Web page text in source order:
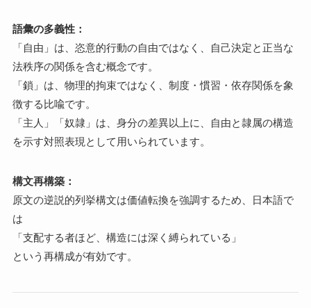
語彙の多義性：
「自由」は、恣意的行動の自由ではなく、自己決定と正当な
法秩序の関係を含む概念です。
「鎖」は、物理的拘束ではなく、制度・慣習・依存関係を象
徴する比喩です。
「主人」「奴隷」は、身分の差異以上に、自由と隷属の構造
を示す対照表現として用いられています。
構文再構築：
原文の逆説的列挙構文は価値転換を強調するため、日本語で
は
「支配する者ほど、構造には深く縛られている」
という再構成が有効です。